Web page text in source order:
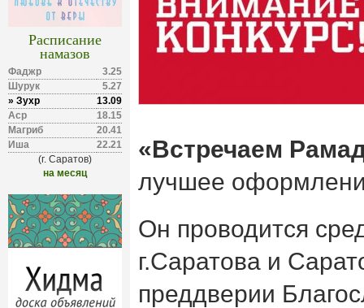
Расписание
намазов
Фаджр
3.25
Шурук
5.27
» Зухр
13.09
Аср
18.15
Магриб
20.41
Иша
22.21
(г. Саратов)
на месяц
«Встречаем
лучшее
Он проводится
г.Саратова и
преддверии